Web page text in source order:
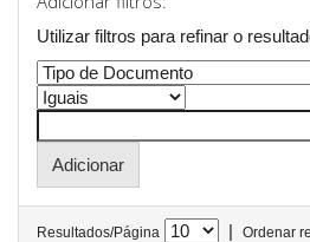
Utilizar filtros para refinar o
Resultados/Página |
Ordenar